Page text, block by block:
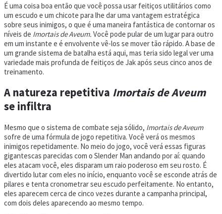
É uma coisa boa então que você possa usar feitiços utilitários como
um escudo e um chicote para lhe dar uma vantagem estratégica
sobre seus inimigos, o que é uma maneira fantástica de contornar os
níveis de Imortais de Aveum. Você pode pular de um lugar para outro
em um instante e é envolvente vê-los se mover tão rápido. A base de
um grande sistema de batalha está aqui, mas teria sido legal ver uma
variedade mais profunda de feitiços de Jak após seus cinco anos de
treinamento.
A natureza repetitiva Imortais de Aveum
se infiltra
Mesmo que o sistema de combate seja sólido, Imortais de Aveum
sofre de uma fórmula de jogo repetitiva. Você verá os mesmos
inimigos repetidamente. No meio do jogo, você verá essas figuras
gigantescas parecidas com o Slender Man andando por aí: quando
eles atacam você, eles disparam um raio poderoso em seu rosto. É
divertido lutar com eles no início, enquanto você se esconde atrás de
pilares e tenta cronometrar seu escudo perfeitamente. No entanto,
eles aparecem cerca de cinco vezes durante a campanha principal,
com dois deles aparecendo ao mesmo tempo.